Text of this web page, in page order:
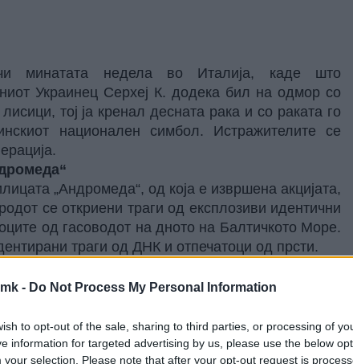
- Do Not Process My Personal Information
to opt-out of the sale, sharing to third parties, or processing of
information for targeted advertising by us, please use the below
your selection. Please note that after your opt-out request is
минатата недела во Италија, каде што
Украинец Серхеј К. додека бил на одмор со
тој ја кренал десната рака и со раката го
национален симбол. Истражителите се
„Андромеда“, од која е извршена акцијата,
се откриени траги од експлозиви идентични
од гасоводот на дното на Балтичкото Море.
траги од ДНК и отпечатоци од прсти.